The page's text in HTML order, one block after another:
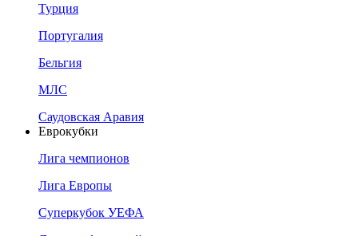
Турция
Португалия
Бельгия
МЛС
Саудовская Аравия
Еврокубки
Лига чемпионов
Лига Европы
Суперкубок УЕФА